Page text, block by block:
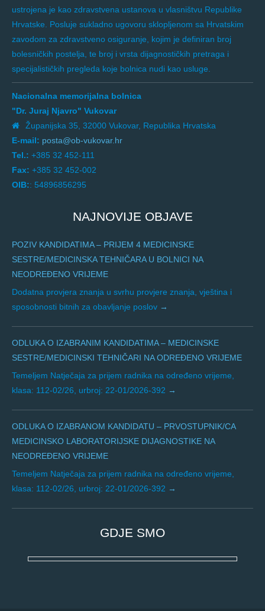
ustrojena je kao zdravstvena ustanova u vlasništvu Republike
Hrvatske. Posluje sukladno ugovoru sklopljenom sa Hrvatskim
zavodom za zdravstveno osiguranje, kojim je definiran broj
bolesničkih postelja, te broj i vrsta dijagnostičkih pretraga i
specijalističkih pregleda koje bolnica nudi kao usluge.
Nacionalna memorijalna bolnica
"Dr. Juraj Njavro" Vukovar
Županijska 35, 32000 Vukovar, Republika Hrvatska
E-mail: posta@ob-vukovar.hr
Tel.: +385 32 452-111
Fax: +385 32 452-002
OIB:: 54896856295
NAJNOVIJE OBJAVE
POZIV KANDIDATIMA – PRIJEM 4 MEDICINSKE
SESTRE/MEDICINSKA TEHNIČARA U BOLNICI NA
NEODREĐENO VRIJEME
Dodatna provjera znanja u svrhu provjere znanja, vještina i
sposobnosti bitnih za obavljanje poslov
ODLUKA O IZABRANIM KANDIDATIMA – MEDICINSKE
SESTRE/MEDICINSKI TEHNIČARI NA ODREĐENO VRIJEME
Temeljem Natječaja za prijem radnika na određeno vrijeme,
klasa: 112-02/26, urbroj: 22-01/2026-392
ODLUKA O IZABRANOM KANDIDATU – PRVOSTUPNIK/CA
MEDICINSKO LABORATORIJSKE DIJAGNOSTIKE NA
NEODREĐENO VRIJEME
Temeljem Natječaja za prijem radnika na određeno vrijeme,
klasa: 112-02/26, urbroj: 22-01/2026-392
GDJE SMO